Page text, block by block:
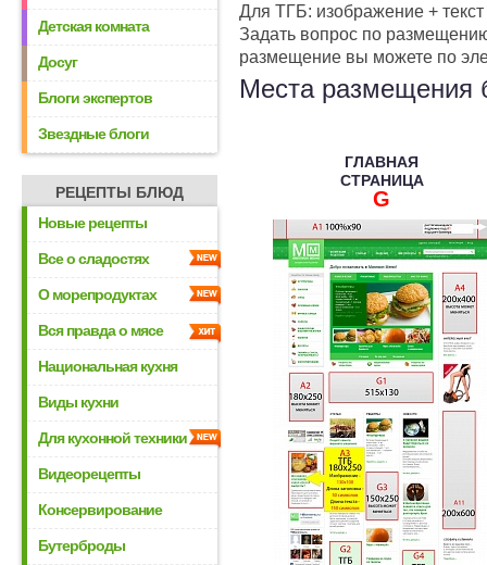
Детская комната
Досуг
Блоги экспертов
Звездные блоги
РЕЦЕПТЫ БЛЮД
Новые рецепты
Все о сладостях
О морепродуктах
Вся правда о мясе
Национальная кухня
Виды кухни
Для кухонной техники
Видеорецепты
Консервирование
Бутерброды
Для ТГБ: изображение + текст
Задать вопрос по
размещение вы можете по
Места размещения
ГЛАВНАЯ
СТРАНИЦА
G